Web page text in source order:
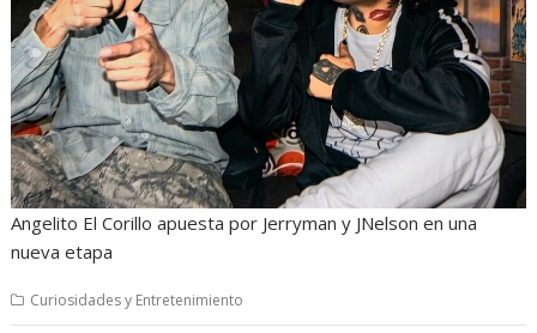
Angelito El Corillo apuesta por Jerryman y JNelson en una
nueva etapa
Curiosidades y Entretenimiento